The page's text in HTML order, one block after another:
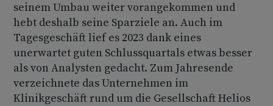
seinem Umbau weiter vorangekommen und
hebt deshalb seine Sparziele an. Auch im
Tagesgeschäft lief es 2023 dank eines
unerwartet guten Schlussquartals etwas besser
als von Analysten gedacht. Zum Jahresende
verzeichnete das Unternehmen im
Klinikgeschäft rund um die Gesellschaft Helios